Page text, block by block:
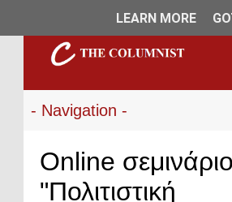
Online σεμινάριο
"Πολιτιστική
LEARN MORE